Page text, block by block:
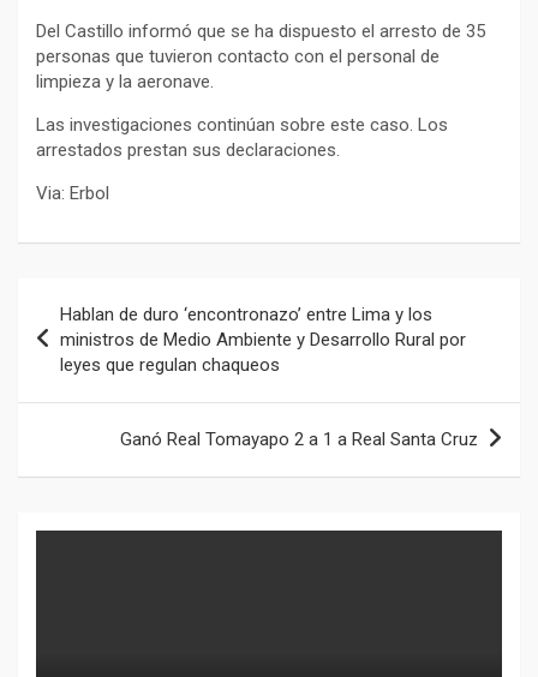
Del Castillo informó que se ha dispuesto el arresto de 35
personas que tuvieron contacto con el personal de
limpieza y la aeronave.
Las investigaciones continúan sobre este caso. Los
arrestados prestan sus declaraciones.
Via: Erbol
de
entradas
Hablan de duro ‘encontronazo’ entre Lima y los
ministros de Medio Ambiente y Desarrollo Rural por
leyes que regulan chaqueos
Ganó Real Tomayapo 2 a 1 a Real Santa Cruz